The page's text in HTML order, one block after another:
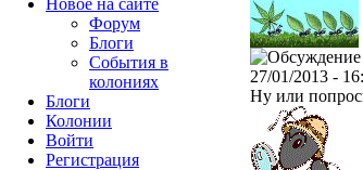
27/01/2013 -
Ну или
Новое на сайте
Форум
Блоги
События в
колониях
Блоги
Колонии
Войти
Peгиcтpaция